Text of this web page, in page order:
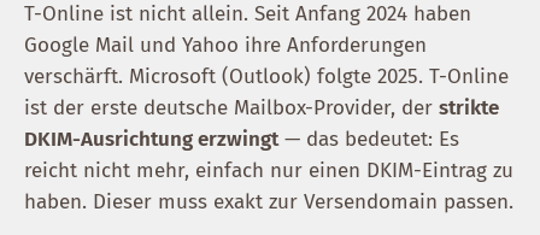
T-Online ist nicht allein. Seit Anfang 2024 haben
Google Mail und Yahoo ihre Anforderungen
verschärft. Microsoft (Outlook) folgte 2025. T-Online
ist der erste deutsche Mailbox-Provider, der strikte
DKIM-Ausrichtung erzwingt— das bedeutet: Es
reicht nicht mehr, einfach nur einen DKIM-Eintrag zu
haben. Dieser muss exakt zur Versendomain passen.